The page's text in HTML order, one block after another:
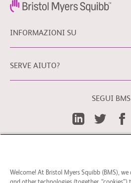
INFORMAZIONI SU
SERVE AIUTO?
SEGUI BMS
Protezione dei Dati Personali in
indirizzo e-mail:
Welcome! At Bristol Myers Squibb (BMS),